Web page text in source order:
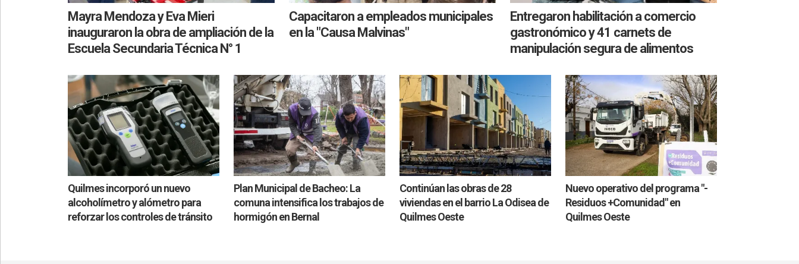
Mayra Mendoza y Eva Mieri
inauguraron la obra de ampliación de la
Escuela Secundaria Técnica N° 1
Capacitaron a empleados municipales
en la "Causa Malvinas"
Entregaron habilitación a comercio
gastronómico y 41 carnets de
manipulación segura de alimentos
Quilmes incorporó un nuevo
alcoholímetro y alómetro para
reforzar los controles de tránsito
Plan Municipal de Bacheo: La
comuna intensifica los trabajos de
hormigón en Bernal
Continúan las obras de 28
viviendas en el barrio La Odisea de
Quilmes Oeste
Nuevo operativo del programa "-
Residuos +Comunidad" en
Quilmes Oeste